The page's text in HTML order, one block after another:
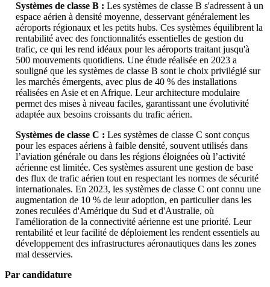
Systèmes de classe B : Les systèmes de classe B s'adressent à un
espace aérien à densité moyenne, desservant généralement les
aéroports régionaux et les petits hubs. Ces systèmes équilibrent la
rentabilité avec des fonctionnalités essentielles de gestion du
trafic, ce qui les rend idéaux pour les aéroports traitant jusqu'à
500 mouvements quotidiens. Une étude réalisée en 2023 a
souligné que les systèmes de classe B sont le choix privilégié sur
les marchés émergents, avec plus de 40 % des installations
réalisées en Asie et en Afrique. Leur architecture modulaire
permet des mises à niveau faciles, garantissant une évolutivité
adaptée aux besoins croissants du trafic aérien.
Systèmes de classe C : Les systèmes de classe C sont conçus
pour les espaces aériens à faible densité, souvent utilisés dans
l’aviation générale ou dans les régions éloignées où l’activité
aérienne est limitée. Ces systèmes assurent une gestion de base
des flux de trafic aérien tout en respectant les normes de sécurité
internationales. En 2023, les systèmes de classe C ont connu une
augmentation de 10 % de leur adoption, en particulier dans les
zones reculées d'Amérique du Sud et d'Australie, où
l'amélioration de la connectivité aérienne est une priorité. Leur
rentabilité et leur facilité de déploiement les rendent essentiels au
développement des infrastructures aéronautiques dans les zones
mal desservies.
Par candidature